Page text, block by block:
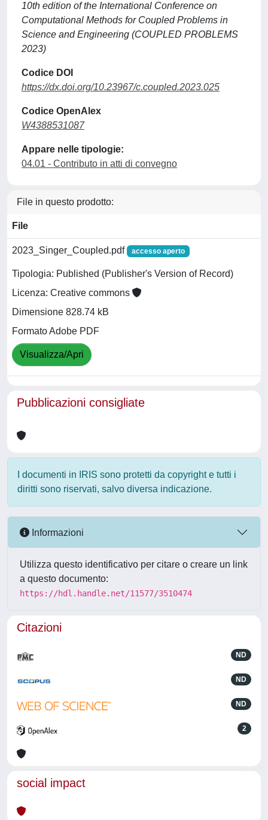
10th edition of the International Conference on
Computational Methods for Coupled Problems in
Science and Engineering (COUPLED PROBLEMS
2023)
Codice DOI
https://dx.doi.org/10.23967/c.coupled.2023.025
Codice OpenAlex
W4388531087
Appare nelle tipologie:
04.01 - Contributo in atti di convegno
File in questo prodotto:
File
2023_Singer_Coupled.pdf accesso aperto
Tipologia: Published (Publisher's Version of Record)
Licenza: Creative commons
Dimensione 828.74 kB
Formato Adobe PDF
Visualizza/Apri
Pubblicazioni consigliate
I documenti in IRIS sono protetti da copyright e tutti i
diritti sono riservati, salvo diversa indicazione.
Informazioni
Utilizza questo identificativo per citare o creare un link
a questo documento:
https://hdl.handle.net/11577/3510474
Citazioni
ND
ND
ND
2
social impact